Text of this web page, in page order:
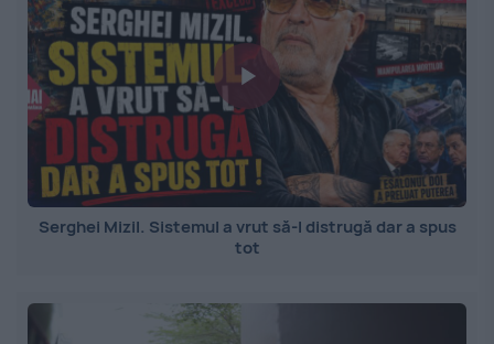
Serghei Mizil. Sistemul a vrut să-l distrugă dar a spus
tot